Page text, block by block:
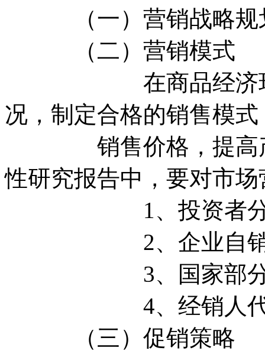
（一）营销战略规
（二）营销模式
在商品经济环境
况，制定合格的销售模
销售价格，提高产
性研究报告中，要对市
1、投资者分
2、企业自
3、国家部分
4、经销人代销
（三）促销策略